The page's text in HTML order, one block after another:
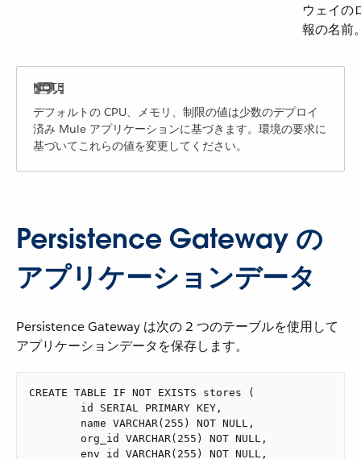
ウェイの
報の名前
デフォルトの CPU、メモリ、制限の値は少数のデプロイ
済み Mule アプリケーションに基づきます。環境の要求に
基づいてこれらの値を変更してください。
Persistence Gateway の
アプリケーションデータ
Persistence Gateway は次の 2 つのテーブルを使用して
アプリケーションデータを保存します。
CREATE TABLE IF NOT EXISTS stores (